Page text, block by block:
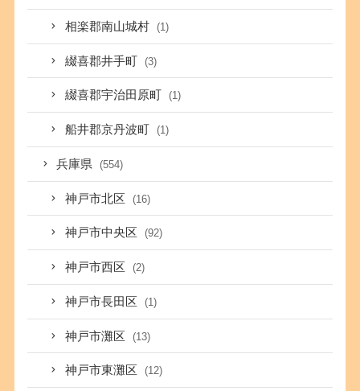
相楽郡南山城村 (1)
綴喜郡井手町 (3)
綴喜郡宇治田原町 (1)
船井郡京丹波町 (1)
兵庫県 (554)
神戸市北区 (16)
神戸市中央区 (92)
神戸市西区 (2)
神戸市長田区 (1)
神戸市灘区 (13)
神戸市東灘区 (12)